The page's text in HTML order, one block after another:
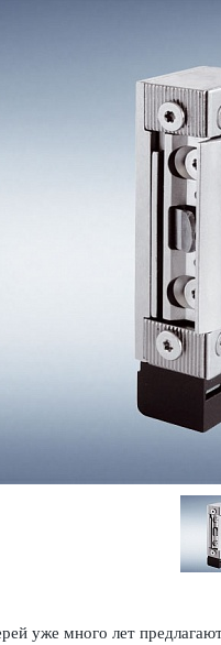
уже много лет